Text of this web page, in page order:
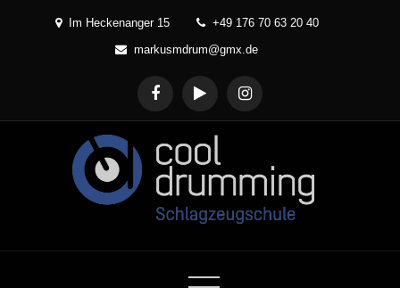
Im Heckenanger 15
+49 176 70 63 20 40
markusmdrum@gmx.de